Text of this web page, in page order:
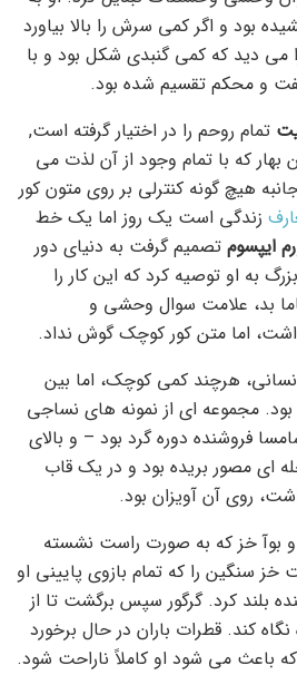
بود و اگر کمی سرش را بالا بیاورد
می دید که کمی گنبدی شکل بود و با
و محکم تقسیم شده بود.
تمام روحم را در اختیار گرفته است,
که با تمام وجود از آن لذت می
هیچ گونه کنترلی بر روی متون کور
زندگی است یک روز اما یک خط
ایپسوم تصمیم گرفت به دنیای دور
دستور زبان برود. Oxmox بزرگ به او توصیه کرد که این کار را
بد، علامت سوال وحشی و
هرچند کمی کوچک، اما بین
بود. مجموعه ای از نمونه های نساجی
فروشنده دوره گرد بود – و بالای
ای مصور بریده بود و در یک قاب
روی آن آویزان بود.
و بوآ خز که به صورت راست نشسته
سنگین را که تمام بازوی پایینی او
بلند کرد. گرگور سپس برگشت تا از
کند. قطرات باران در حال برخورد
باعث می شود او کاملاً ناراحت شود.